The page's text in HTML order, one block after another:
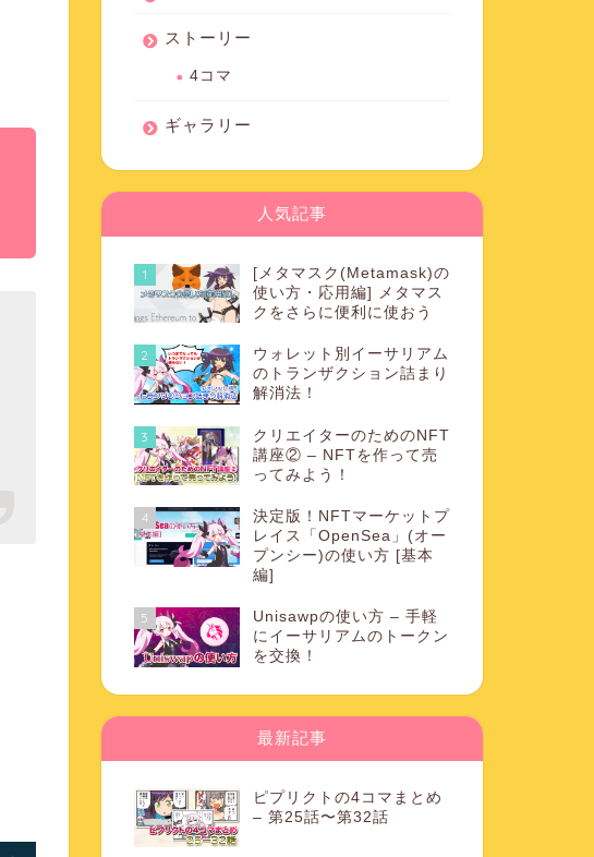
ストーリー
4コマ
ギャラリー
人気記事
1
[メタマスク(Metamask)の
使い方・応用編] メタマス
クをさらに便利に使おう
2
ウォレット別イーサリアム
のトランザクション詰まり
解消法！
3
クリエイターのためのNFT
講座② – NFTを作って売
ってみよう！
4
決定版！NFTマーケットプ
レイス「OpenSea」(オー
プンシー)の使い方 [基本
編]
5
Unisawpの使い方 – 手軽
にイーサリアムのトークン
を交換！
最新記事
ピプリクトの4コマまとめ
– 第25話〜第32話